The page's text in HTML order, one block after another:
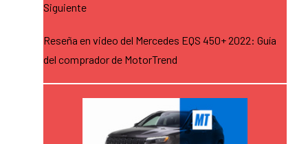
Siguiente
Reseña en video del Mercedes EQS 450+ 2022: Guía
del comprador de MotorTrend